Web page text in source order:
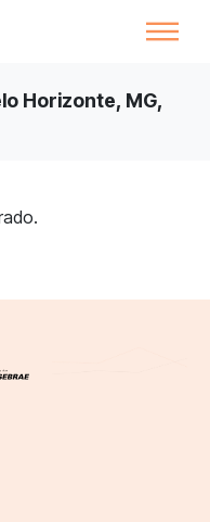
Horizonte, MG,